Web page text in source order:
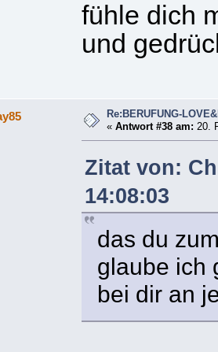
fühle dich
und
Re:BERUFUNG-
«Antwort #38 am: 20.
Zitat von:
14:08:03
das du
glaube ich
bei dir an